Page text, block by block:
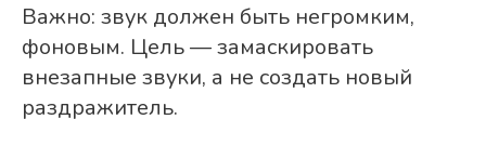
Важно: звук должен быть негромким,
фоновым. Цель — замаскировать
внезапные звуки, а не создать новый
раздражитель.